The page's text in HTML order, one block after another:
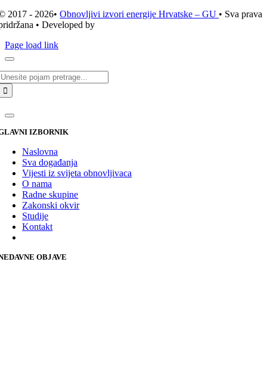
2017 - 2026•Obnovljivi izvori energije Hrvatske – GU • Sva prava
• Developed by
Page load link
IZBORNIK
Naslovna
Sva događanja
Vijesti iz svijeta obnovljivaca
O nama
Radne skupine
Zakonski okvir
Studije
Kontakt
OBJAVE